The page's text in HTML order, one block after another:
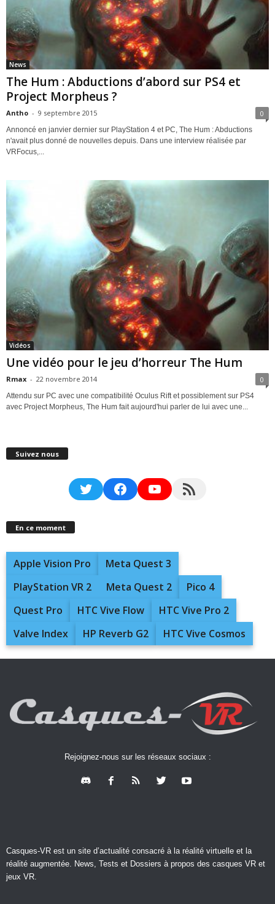
News
The Hum : Abductions d’abord sur PS4 et
Project Morpheus ?
Antho - 9 septembre 2015 0
Annoncé en janvier dernier sur PlayStation 4 et PC, The Hum : Abductions
n'avait plus donné de nouvelles depuis. Dans une interview réalisée par
VRFocus,...
Vidéos
Une vidéo pour le jeu d’horreur The Hum
Rmax - 22 novembre 2014 0
Attendu sur PC avec une compatibilité Oculus Rift et possiblement sur PS4
avec Project Morpheus, The Hum fait aujourd'hui parler de lui avec une...
Suivez nous
TwitterFacebookYouTubeRSS Feed
En ce moment
Apple Vision Pro
Meta Quest 3
PlayStation VR 2
Meta Quest 2
Pico 4
Quest Pro
HTC Vive Flow
HTC Vive Pro 2
Valve Index
HP Reverb G2 HTC Vive Cosmos
Rejoignez-nous sur les réseaux sociaux :
Casques-VR est un site d’actualité consacré à la réalité virtuelle et la
réalité augmentée. News, Tests et Dossiers à propos des casques VR et
jeux VR.